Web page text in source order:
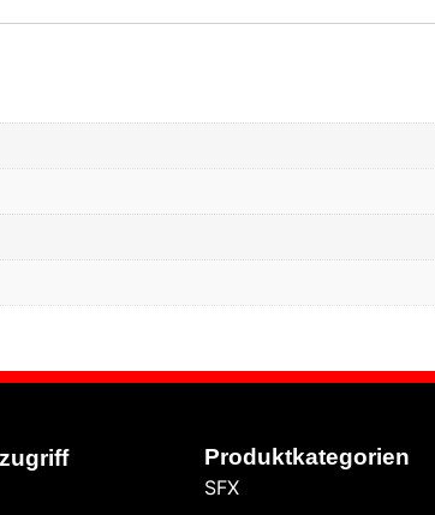
Produktkategorien
SFX